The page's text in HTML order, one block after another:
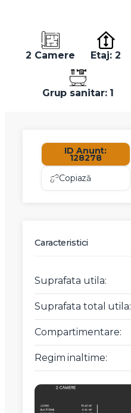
2 Camere Etaj: 2
Grup sanitar: 1
ID Anunt:
128278
Copiază
Caracteristici
Suprafata utila:
Suprafata total utila:
Compartimentare:
Regim inaltime: